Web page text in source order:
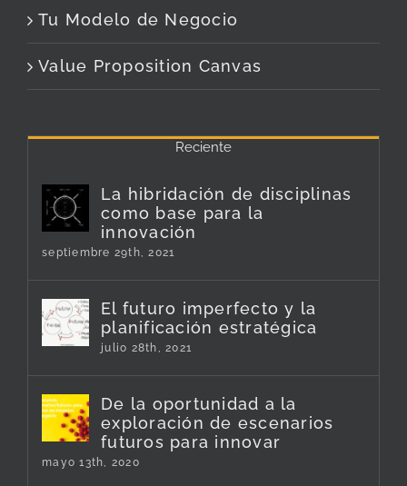
Tu Modelo de Negocio
Value Proposition Canvas
Reciente
La hibridación de disciplinas
como base para la
innovación
septiembre 29th, 2021
El futuro imperfecto y la
planificación estratégica
julio 28th, 2021
De la oportunidad a la
exploración de escenarios
futuros para innovar
mayo 13th, 2020